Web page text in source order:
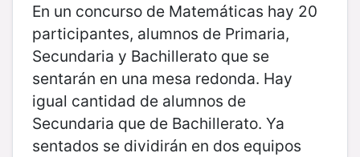
En un concurso de Matemáticas hay 20
participantes, alumnos de Primaria,
Secundaria y Bachillerato que se
sentarán en una mesa redonda. Hay
igual cantidad de alumnos de
Secundaria que de Bachillerato. Ya
sentados se dividirán en dos equipos